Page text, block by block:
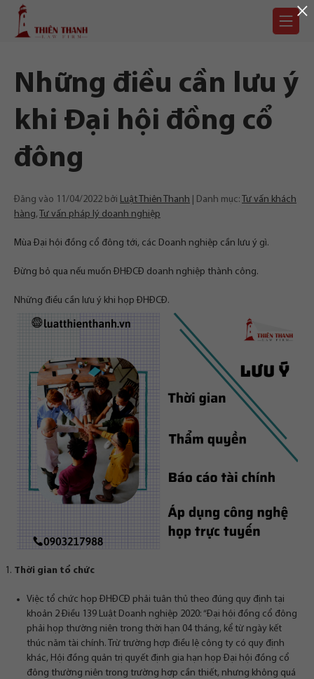
Chuyển
Trang
chủ
Những điều cần lưu ý
khi Đại hội đồng cổ
đông
Đăng vào 11/04/2022 bởi Luật Thiên Thanh Danh mục: Tư vấn khách
hàng, Tư vấn pháp lý doanh nghiệp
Mùa Đại hội đồng cổ đông tới, các Doanh nghiệp cần lưu ý gì.
Đừng bỏ qua nếu muốn ĐHĐCĐ doanh nghiệp thành công.
Những điều cần lưu ý khi họp ĐHĐCĐ.
Thời gian tổ chức
Việc tổ chức họp ĐHĐCĐ phải tuân thủ theo đúng quy định tại
khoản 2 Điều 139 Luật Doanh nghiệp 2020: “Đại hội đồng cổ đông
phải họp thường niên trong thời hạn 04 tháng, kể từ ngày kết
thúc năm tài chính. Trừ trường hợp điều lệ công ty có quy định
khác, Hội đồng quản trị quyết định gia hạn họp Đại hội đồng cổ
đông thường niên trong trường hợp cần thiết, nhưng không quá
×